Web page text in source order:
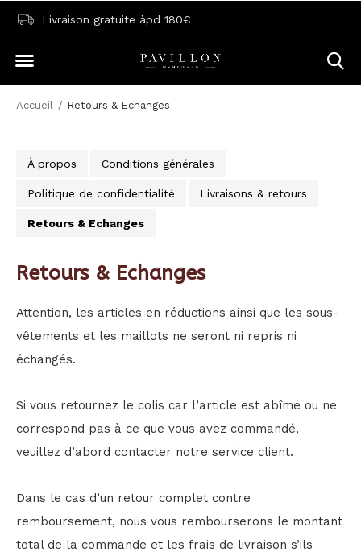
Livraison gratuite àpd 180€
Accueil Retours & Echanges
À propos Conditions générales
Politique de confidentialité Livraisons & retours
Retours & Echanges
Retours & Echanges
Attention, les articles en réductions ainsi que les sous-
vêtements et les maillots ne seront ni repris ni
échangés.
Si vous retournez le colis car l’article est abîmé ou ne
correspond pas à ce que vous avez commandé,
veuillez d’abord contacter notre service client.
Dans le cas d’un retour complet contre
remboursement, nous vous rembourserons le montant
total de la commande et les frais de livraison s’ils